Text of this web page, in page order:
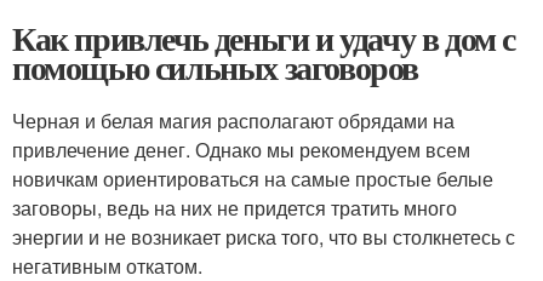
Как привлечь деньги и удачу в дом с
помощью сильных заговоров
Черная и белая магия располагают обрядами на
привлечение денег. Однако мы рекомендуем всем
новичкам ориентироваться на самые простые белые
заговоры, ведь на них не придется тратить много
энергии и не возникает риска того, что вы столкнетесь с
негативным откатом.